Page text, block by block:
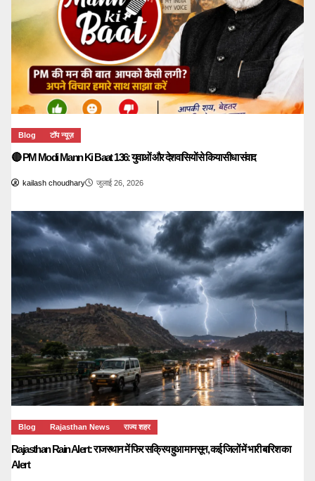
Blog टॉप न्यूज़
🔴 PM Modi Mann Ki Baat 136: युवाओं और देशवासियों से किया सीधा संवाद
kailash choudhary जुलाई 26, 2026
Blog Rajasthan News राज्य शहर
Rajasthan Rain Alert: राजस्थान में फिर सक्रिय हुआ मानसून, कई जिलों में भारी बारिश का
Alert